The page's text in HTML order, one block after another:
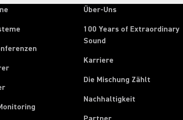
Über-Uns
100 Years of Extraordinary
Sound
Karriere
Die Mischung Zählt
Nachhaltigkeit